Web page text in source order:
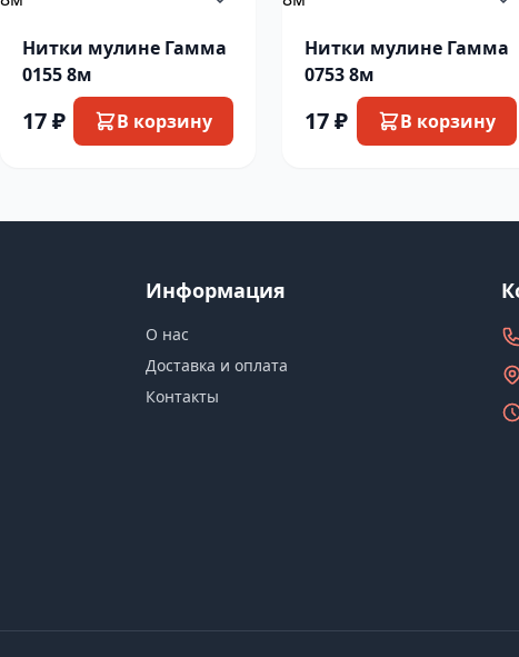
Нитки мулине Гамма
0155 8м
17 ₽ В корзину
Нитки мулине Гамма
0753 8м
17 ₽ В корзину
Информация
О нас
Доставка и оплата
Контакты